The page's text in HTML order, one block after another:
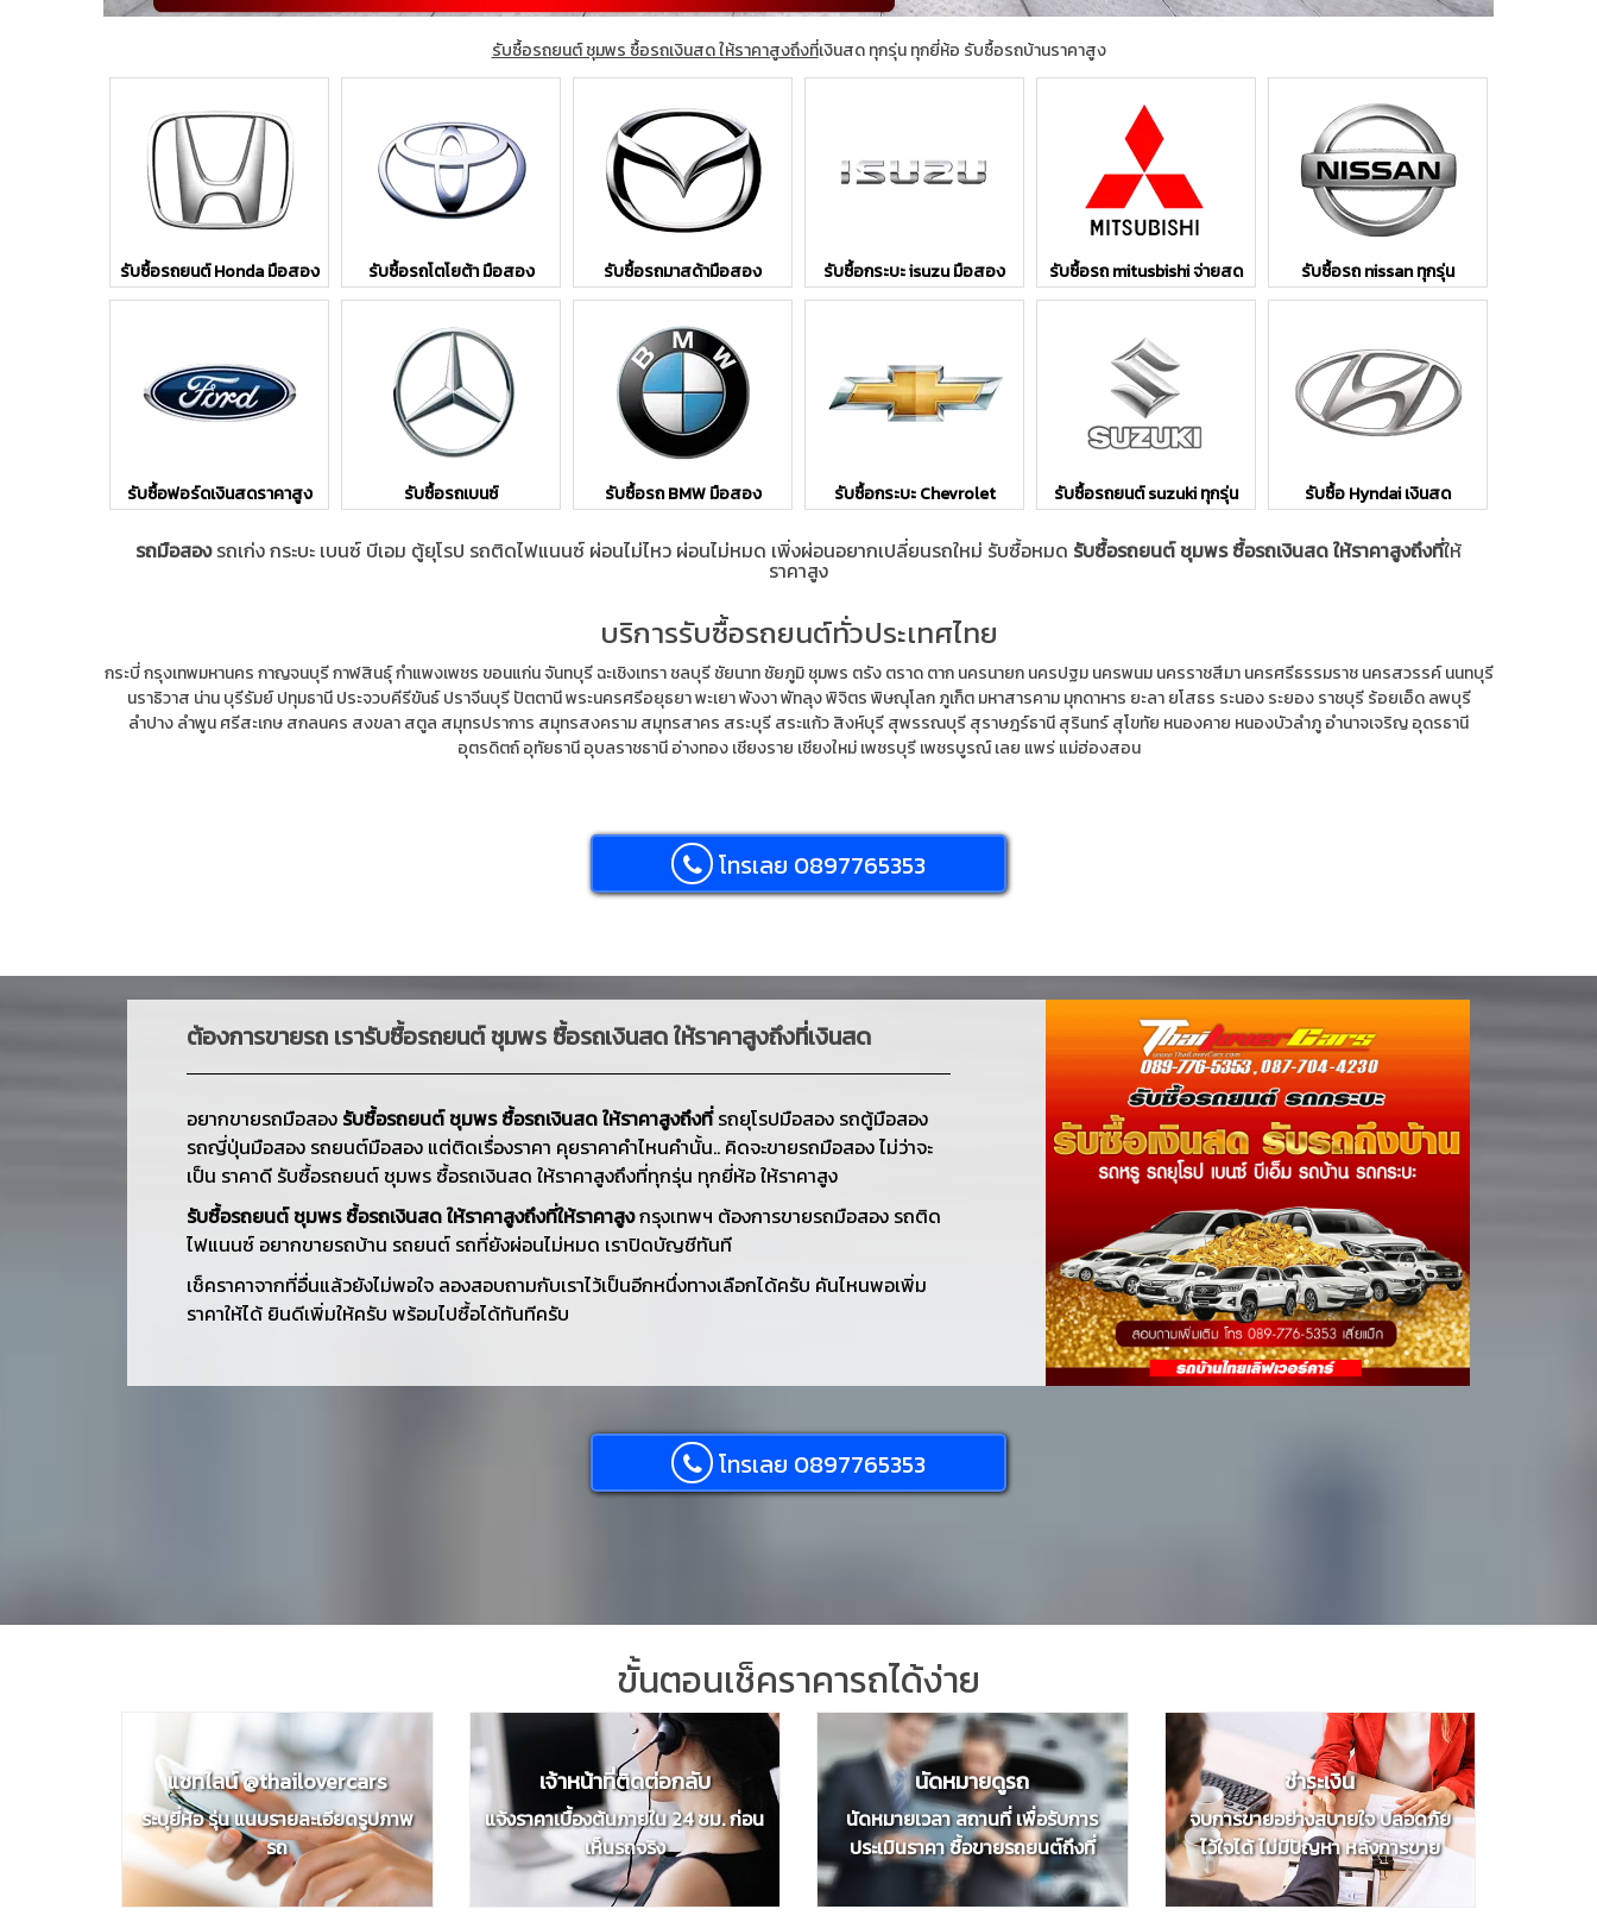
รับซื้อรถยนต์ ชุมพร ซื้อรถเงินสด ให้ราคาสูงถึงที่เงินสด ทุกรุ่น ทุกยี่ห้อ รับซื้อรถบ้านราคาสูง
รับซื้อรถยนต์ Honda มือสอง รับซื้อรถโตโยต้า มือสอง รับซื้อรถมาสด้ามือสอง รับซื้อกระบะ isuzu มือสอง รับซื้อรถ mitusbishi จ่ายสด รับซื้อรถ nissan ทุกรุ่น
รับซื้อฟอร์ดเงินสดราคาสูง รับซื้อรถเบนซ์ รับซื้อรถ BMW มือสอง รับซื้อกระบะ Chevrolet รับซื้อรถยนต์ suzuki ทุกรุ่น รับซื้อ Hyndai เงินสด
รถมือสองรถเก่ง กระบะ เบนซ์ บีเอม ตู้ยุโรป รถติดไฟแนนซ์ ผ่อนไม่ไหว ผ่อนไม่หมด เพิ่งผ่อนอยากเปลี่ยนรถใหม่ รับซื้อหมด รับซื้อรถยนต์ ชุมพร ซื้อรถเงินสด ให้ราคาสูงถึงที่ให้
ราคาสูง
บริการรับซื้อรถยนต์ทั่วประเทศไทย
กระบี่กรุงเทพมหานครกาญจนบุรีกาฬสินธุ์กำแพงเพชร ขอนแก่น จันทบุรี ฉะเชิงเทรา ชลบุรี ชัยนาท ชัยภูมิ ชุมพร ตรัง ตราด ตาก นครนายก นครปฐม นครพนม นครราชสีมา นครศรีธรรมราช นครสวรรค์ นนทบุรี
นราธิวาส น่าน บุรีรัมย์ ปทุมธานี ประจวบคีรีขันธ์ ปราจีนบุรี ปัตตานีพระนครศรีอยุธยาพะเยาพังงาพัทลุงพิจิตรพิษณุโลก ภูเก็ต มหาสารคาม มุกดาหาร ยะลา ยโสธร ระนอง ระยอง ราชบุรี ร้อยเอ็ด ลพบุรี
ลำปางลำพูนศรีสะเกษสกลนคร สงขลาสตูล สมุทรปราการ สมุทรสงครามสมุทรสาคร สระบุรีสระแก้วสิงห์บุรีสุพรรณบุรีสุราษฎร์ธานีสุรินทร์สุโขทัย หนองคาย หนองบัวลำภูอำนาจเจริญอุดรธานี
อุตรดิตถ์ อุทัยธานี อุบลราชธานี อ่างทอง เชียงราย เชียงใหม่ เพชรบุรี เพชรบูรณ์ เลย แพร่ แม่ฮ่องสอน
โทรเลย 0897765353
ต้องการขายรถ เรารับซื้อรถยนต์ ชุมพร ซื้อรถเงินสด ให้ราคาสูงถึงที่เงินสด
อยากขายรถมือสอง รับซื้อรถยนต์ ชุมพร ซื้อรถเงินสด ให้ราคาสูงถึงที่รถยุโรปมือสอง รถตู้มือสอง
รถญี่ปุ่นมือสอง รถยนต์มือสอง แต่ติดเรื่องราคา คุยราคาคำไหนคำนั้น.. คิดจะขายรถมือสอง ไม่ว่าจะ
เป็น ราคาดี รับซื้อรถยนต์ ชุมพร ซื้อรถเงินสด ให้ราคาสูงถึงที่ทุกรุ่น ทุกยี่ห้อ ให้ราคาสูง
รับซื้อรถยนต์ ชุมพร ซื้อรถเงินสด ให้ราคาสูงถึงที่ให้ราคาสูงกรุงเทพฯ ต้องการขายรถมือสอง รถติด
ไฟแนนซ์ อยากขายรถบ้าน รถยนต์ รถที่ยังผ่อนไม่หมด เราปิดบัญชีทันที
เช็คราคาจากที่อื่นแล้วยังไม่พอใจ ลองสอบถามกับเราไว้เป็นอีกหนึ่งทางเลือกได้ครับ คันไหนพอเพิ่ม
ราคาให้ได้ ยินดีเพิ่มให้ครับ พร้อมไปซื้อได้ทันทีครับ
โทรเลย 0897765353
ขั้นตอนเช็คราคารถได้ง่าย
แชทไลน์ @thailovercars
ระบุยี่ห้อ รุ่น แนบรายละเอียดรูปภาพ
รถ
เจ้าหน้าที่ติดต่อกลับ
แจ้งราคาเบื้องต้นภายใน 24 ชม. ก่อน
เห็นรถจริง
นัดหมายดูรถ
นัดหมายเวลา สถานที่ เพื่อรับการ
ประเมินราคา ซื้อขายรถยนต์ถึงที่
ชำระเงิน
จบการขายอย่างสบายใจ ปลอดภัย
ไว้ใจได้ ไม่มีปัญหา หลังการขาย